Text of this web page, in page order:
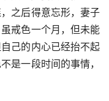
之后得意忘形，妻子
戒色一个月，但未能
己的内心已经抬不起
是一段时间的事情，